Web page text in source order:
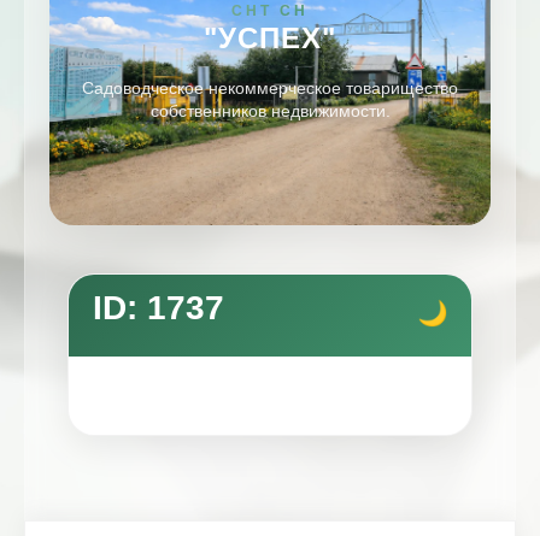
СНТ СН
"УСПЕХ"
Садоводческое некоммерческое товарищество
собственников недвижимости.
ID: 1737